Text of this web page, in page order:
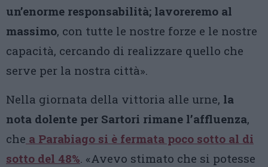
un’enorme responsabilità; lavoreremo al
massimo, con tutte le nostre forze e le nostre
capacità, cercando di realizzare quello che
serve per la nostra città».
Nella giornata della vittoria alle urne, la
nota dolente per Sartori rimane l’affluenza,
che a Parabiago si è fermata poco sotto al di
sotto del 48%. «Avevo stimato che si potesse